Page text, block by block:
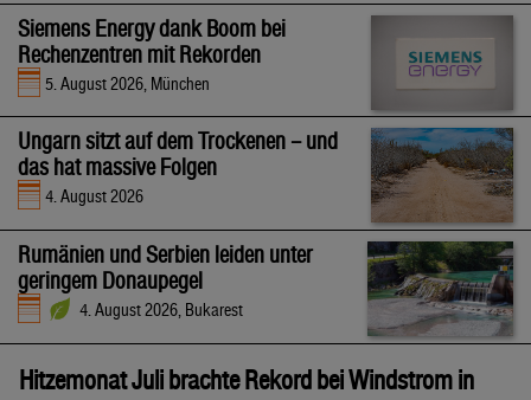
Siemens Energy dank Boom bei
Rechenzentren mit Rekorden
5. August 2026, München
Ungarn sitzt auf dem Trockenen – und
das hat massive Folgen
4. August 2026
Rumänien und Serbien leiden unter
geringem Donaupegel
4. August 2026, Bukarest
Hitzemonat Juli brachte Rekord bei Windstrom in